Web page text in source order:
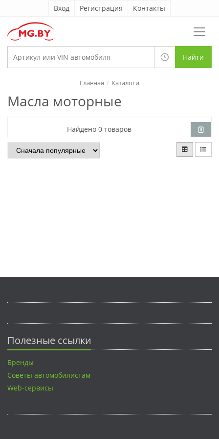
Вход Регистрация Контакты
Найти
Масла моторные
Главная Каталоги
Найдено 0 товаров
Полезные ссылки
Бренды
Советы автомобилистам
Web-сервисы